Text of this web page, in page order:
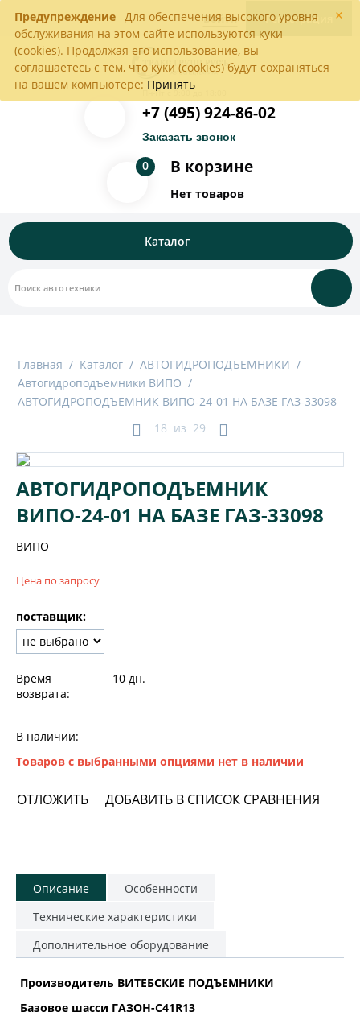
×
Предупреждение Для обеспечения высокого уровня
обслуживания на этом сайте используются куки
(cookies). Продолжая его использование, вы
соглашаетесь с тем, что куки (cookies) будут сохраняться
на вашем компьютере: Принять
Войти Регистрация
Пн-Пт с 9:00 до 18:00
+7 (495) 924-86-02
Заказать звонок
В корзине
0
Нет товаров
Каталог
Главная / Каталог / АВТОГИДРОПОДЪЕМНИКИ /
Автогидроподъемники ВИПО /
АВТОГИДРОПОДЪЕМНИК ВИПО-24-01 НА БАЗЕ ГАЗ-33098
18 из 29
АВТОГИДРОПОДЪЕМНИК
ВИПО-24-01 НА БАЗЕ ГАЗ-33098
ВИПО
Цена по запросу
поставщик:
Время
возврата:
10 дн.
В наличии:
Товаров с выбранными опциями нет в наличии
ОТЛОЖИТЬ ДОБАВИТЬ В СПИСОК СРАВНЕНИЯ
Описание
Особенности
Технические характеристики
Дополнительное оборудование
Производитель ВИТЕБСКИЕ ПОДЪЕМНИКИ
Базовое шасси ГАЗОН-С41R13